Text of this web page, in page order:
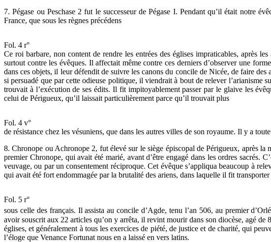
7. Pégase ou Peschase 2 fut le successeur de Pégase I. Pendant qu’il était notre
France, que sous les règnes précédens
Fol. 4 r°
Ce roi barbare, non content de rendre les entrées des églises impraticables, après
surtout contre les évêques. Il affectait même contre ces derniers d’observer une
dans ces objets, il leur défendit de suivre les canons du concile de Nicée, de faire
si persuadé que par cette odieuse politique, il viendrait à bout de relever l’arianisme
trouvait à l’exécution de ses édits. Il fit impitoyablement passer par le glaive les
celui de Périgueux, qu’il laissait particulièrement parce qu’il trouvait plus
Fol. 4 v°
de résistance chez les vésuniens, que dans les autres villes de son royaume. Il y a
8. Chronope ou Achronope 2, fut élevé sur le siège épiscopal de Périgueux, après
premier Chronope, qui avait été marié, avant d’être engagé dans les ordres sacrés.
veuvage, ou par un consentement réciproque. Cet évêque s’appliqua beaucoup à
qui avait été fort endommagée par la brutalité des ariens, dans laquelle il fit
Fol. 5 r°
sous celle des français. Il assista au concile d’Agde, tenu l’an 506, au premier
avoir souscrit aux 22 articles qu’on y arrêta, il revint mourir dans son diocèse, agé
églises, et généralement à tous les exercices de piété, de justice et de charité, qui
l’éloge que Venance Fortunat nous en a laissé en vers latins.